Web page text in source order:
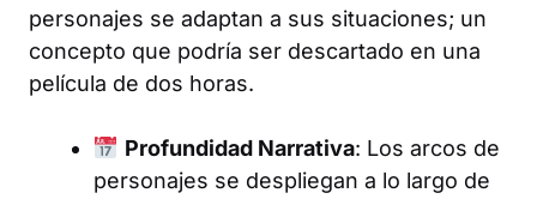
personajes se adaptan a sus situaciones; un
concepto que podría ser descartado en una
película de dos horas.
Profundidad Narrativa: Los arcos de
personajes se despliegan a lo largo de